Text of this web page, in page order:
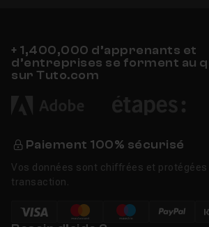
+ 1,400,000 d’apprenants et
d’entreprises se forment au
sur Tuto.com
Paiement 100% sécurisé
Vos données sont chiffrées et
transaction.